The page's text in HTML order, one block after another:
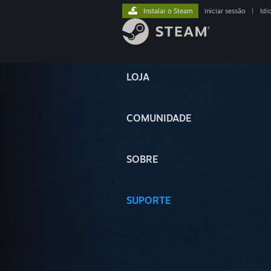
LOJA
COMUNIDADE
SOBRE
SUPORTE
Instalar o Steam iniciar sessão